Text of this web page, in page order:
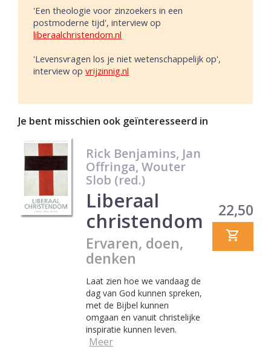
'Een theologie voor zinzoekers in een
postmoderne tijd', interview op
liberaalchristendom.nl
'Levensvragen los je niet wetenschappelijk op',
interview op vrijzinnig.nl
Je bent misschien ook geïnteresseerd in
Rick Benjamins, Jan
Offringa, Wouter
Slob (red.)
Liberaal
christendom
Ervaren, doen,
denken
Laat zien hoe we vandaag de
dag van God kunnen spreken,
met de Bijbel kunnen
omgaan en vanuit christelijke
inspiratie kunnen leven.
Meer
Prijs
22,50